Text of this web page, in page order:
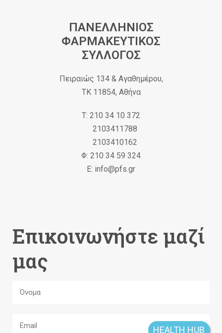
ΠΑΝΕΛΛΗΝΙΟΣ
ΦΑΡΜΑΚΕΥΤΙΚΟΣ
ΣΥΛΛΟΓΟΣ
Πειραιώς 134 & Αγαθημέρου,
ΤΚ 11854, Αθήνα
Τ: 210 34 10 372
2103411788
2103410162
Φ: 210 34 59 324
Ε: info@pfs.gr
Επικοινωνήστε μαζί
μας
HEALTH HUB